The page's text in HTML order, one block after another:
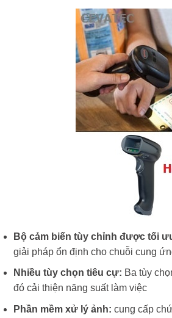
Bộ cảm biến tùy chỉnh được tối
giải pháp ổn định cho chuỗi cung
Nhiều tùy chọn tiêu cự: Ba tùy
đó cải thiện năng suất làm việc
Phần mềm xử lý ảnh: cung cấp